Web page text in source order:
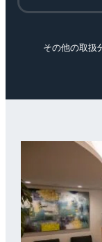
その他の取扱